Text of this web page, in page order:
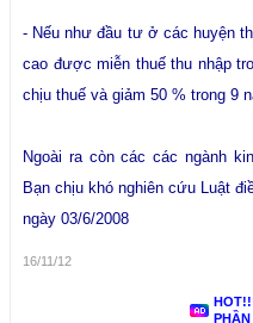
- Nếu như đầu tư ở các huyện
cao được miễn thuế thu nhập
chịu thuế và giảm 50 % trong 9
Ngoài ra còn các các ngành
Bạn chịu khó nghiên cứu Luật
ngày 03/6/2008
16/11/12